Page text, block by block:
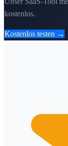
kostenlos.
Kostenlos testen →